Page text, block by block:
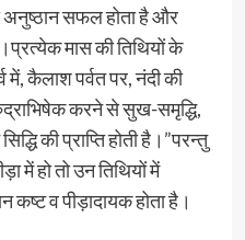
अनुष्ठान सफल होता है और
मास की तिथियों के
में, कैलाश पर्वत पर, नंदी की
रुद्राभिषेक करने से सुख-समृद्धि,
की प्राप्ति होती है।”परन्तु
में हो तो उन तिथियों में
कष्ट व पीड़ादायक होता है।